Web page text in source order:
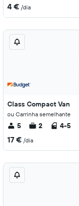
4 € /dia
Class Compact Van
ou Carrinha semelhante
5 2 4-5
17 € /dia